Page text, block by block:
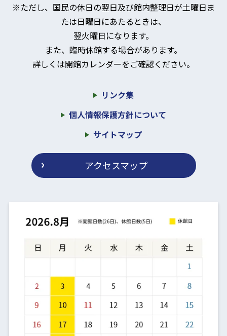
※ただし、国民の休日の翌日及び館内整理日が土曜日ま
たは日曜日にあたるときは、
翌火曜日になります。
また、臨時休館する場合があります。
詳しくは開館カレンダーをご確認ください。
リンク集
個人情報保護方針について
サイトマップ
アクセスマップ